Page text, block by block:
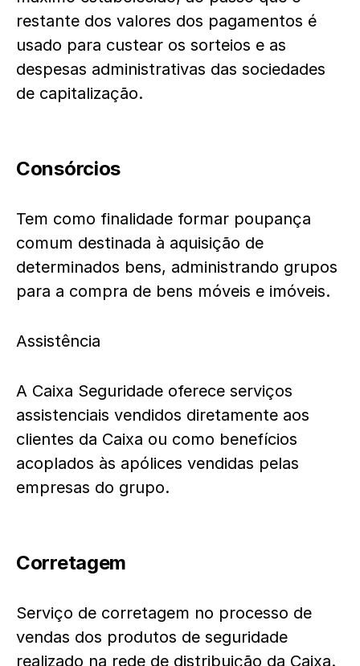
restante dos valores dos pagamentos é
usado para custear os sorteios e as
despesas administrativas das sociedades
de capitalização.
Consórcios
Tem como finalidade formar poupança
comum destinada à aquisição de
determinados bens, administrando grupos
para a compra de bens móveis e imóveis.
Assistência
A Caixa Seguridade oferece serviços
assistenciais vendidos diretamente aos
clientes da Caixa ou como benefícios
acoplados às apólices vendidas pelas
empresas do grupo.
Corretagem
Serviço de corretagem no processo de
vendas dos produtos de seguridade
realizado na rede de distribuição da Caixa.